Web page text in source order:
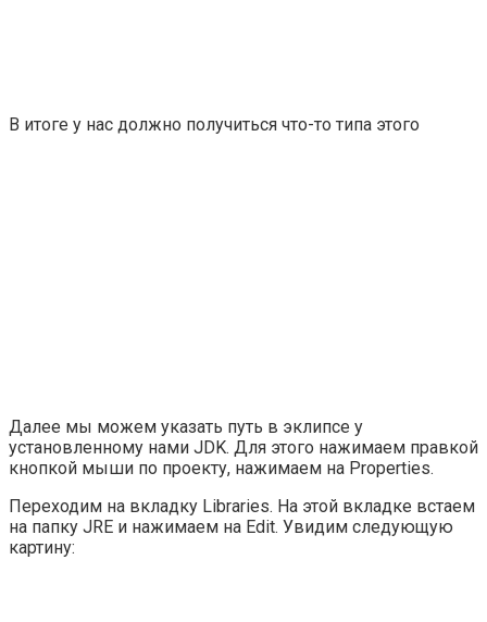
В итоге у нас должно получиться что-то типа этого
Далее мы можем указать путь в эклипсе у
установленному нами JDK. Для этого нажимаем правкой
кнопкой мыши по проекту, нажимаем на Properties.
Переходим на вкладку Libraries. На этой вкладке встаем
на папку JRE и нажимаем на Edit. Увидим следующую
картину: